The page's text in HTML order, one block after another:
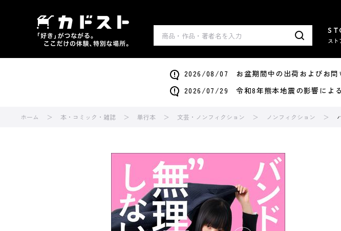
スト
2026/08/07 お盆期間中の出荷およびお問
2026/07/29 令和8年熊本地震の影響によ
ホーム 本・コミック・雑誌 単行本 文芸・ノンフィクション ノンフィクション